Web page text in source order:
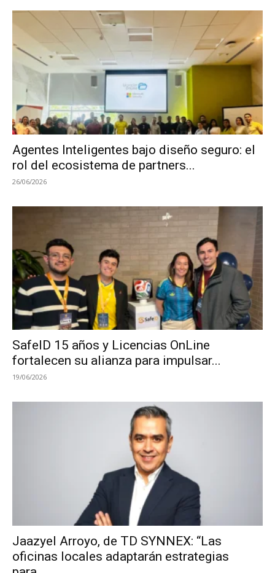
Agentes Inteligentes bajo diseño seguro: el
rol del ecosistema de partners...
26/06/2026
SafeID 15 años y Licencias OnLine
fortalecen su alianza para impulsar...
19/06/2026
Jaazyel Arroyo, de TD SYNNEX: “Las
oficinas locales adaptarán estrategias